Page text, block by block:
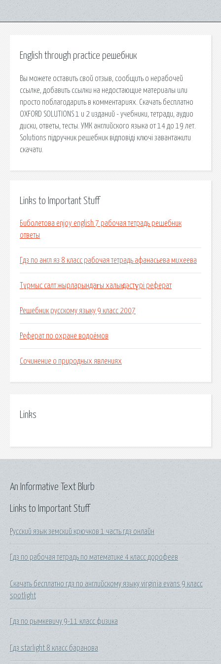
English through practice решебник
Вы можете оставить свой отзыв, сообщить о нерабочей
ссылке, добавить ссылки на недостающие материалы или
просто поблагодарить в комментариях. Скачать бесплатно
OXFORD SOLUTIONS 1 и 2 изданий - учебники, тетради, аудио
диски, ответы, тесты. УМК английского языка от 14 до 19 лет.
Solutions підручник решебник відповіді ключі завантажити
скачати.
Links to Important Stuff
Биболетова enjoy english 7 рабочая тетрадь решебник
ответы
Гдз по англ яз 8 класс рабочая тетрадь афанасьева михеева
Тұрмыс салт жырларындағы халық дәстүрі реферат
Решебник русскому языку 9 класс 2007
Реферат по охране водоёмов
Сочинение о природных явлениях
Links
Links to Important Stuff
Русский язык земский крючков 1 часть гдз онлайн
Гдз по рабочая тетрадь по математике 4 класс дорофеев
Скачать бесплатно гдз по английскому языку virginia evans 9 класс
spotlight
Гдз по рымкевичу 9-11 класс физика
Гдз starlight 8 класс баранова
An Informative Text Blurb